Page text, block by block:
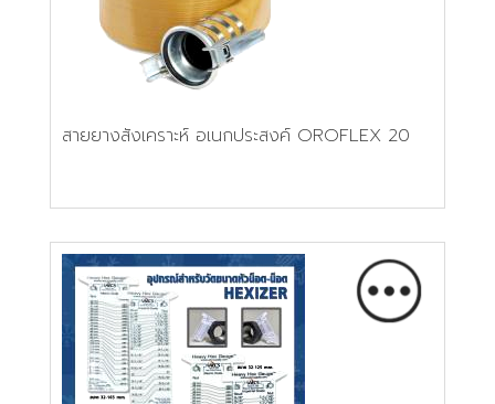
สายยางสังเคราะห์ อเนกประสงค์ OROFLEX 20